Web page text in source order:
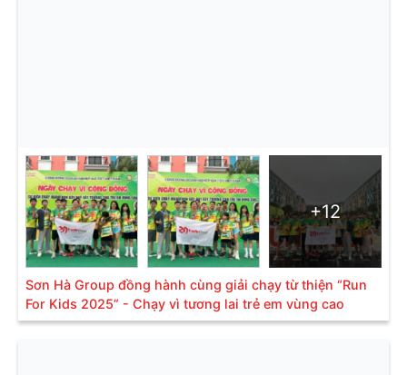
+12
Sơn Hà Group đồng hành cùng giải chạy từ thiện “Run
For Kids 2025” - Chạy vì tương lai trẻ em vùng cao